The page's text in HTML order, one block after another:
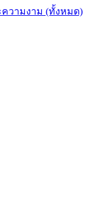
วามงาม (ทั้งหมด)